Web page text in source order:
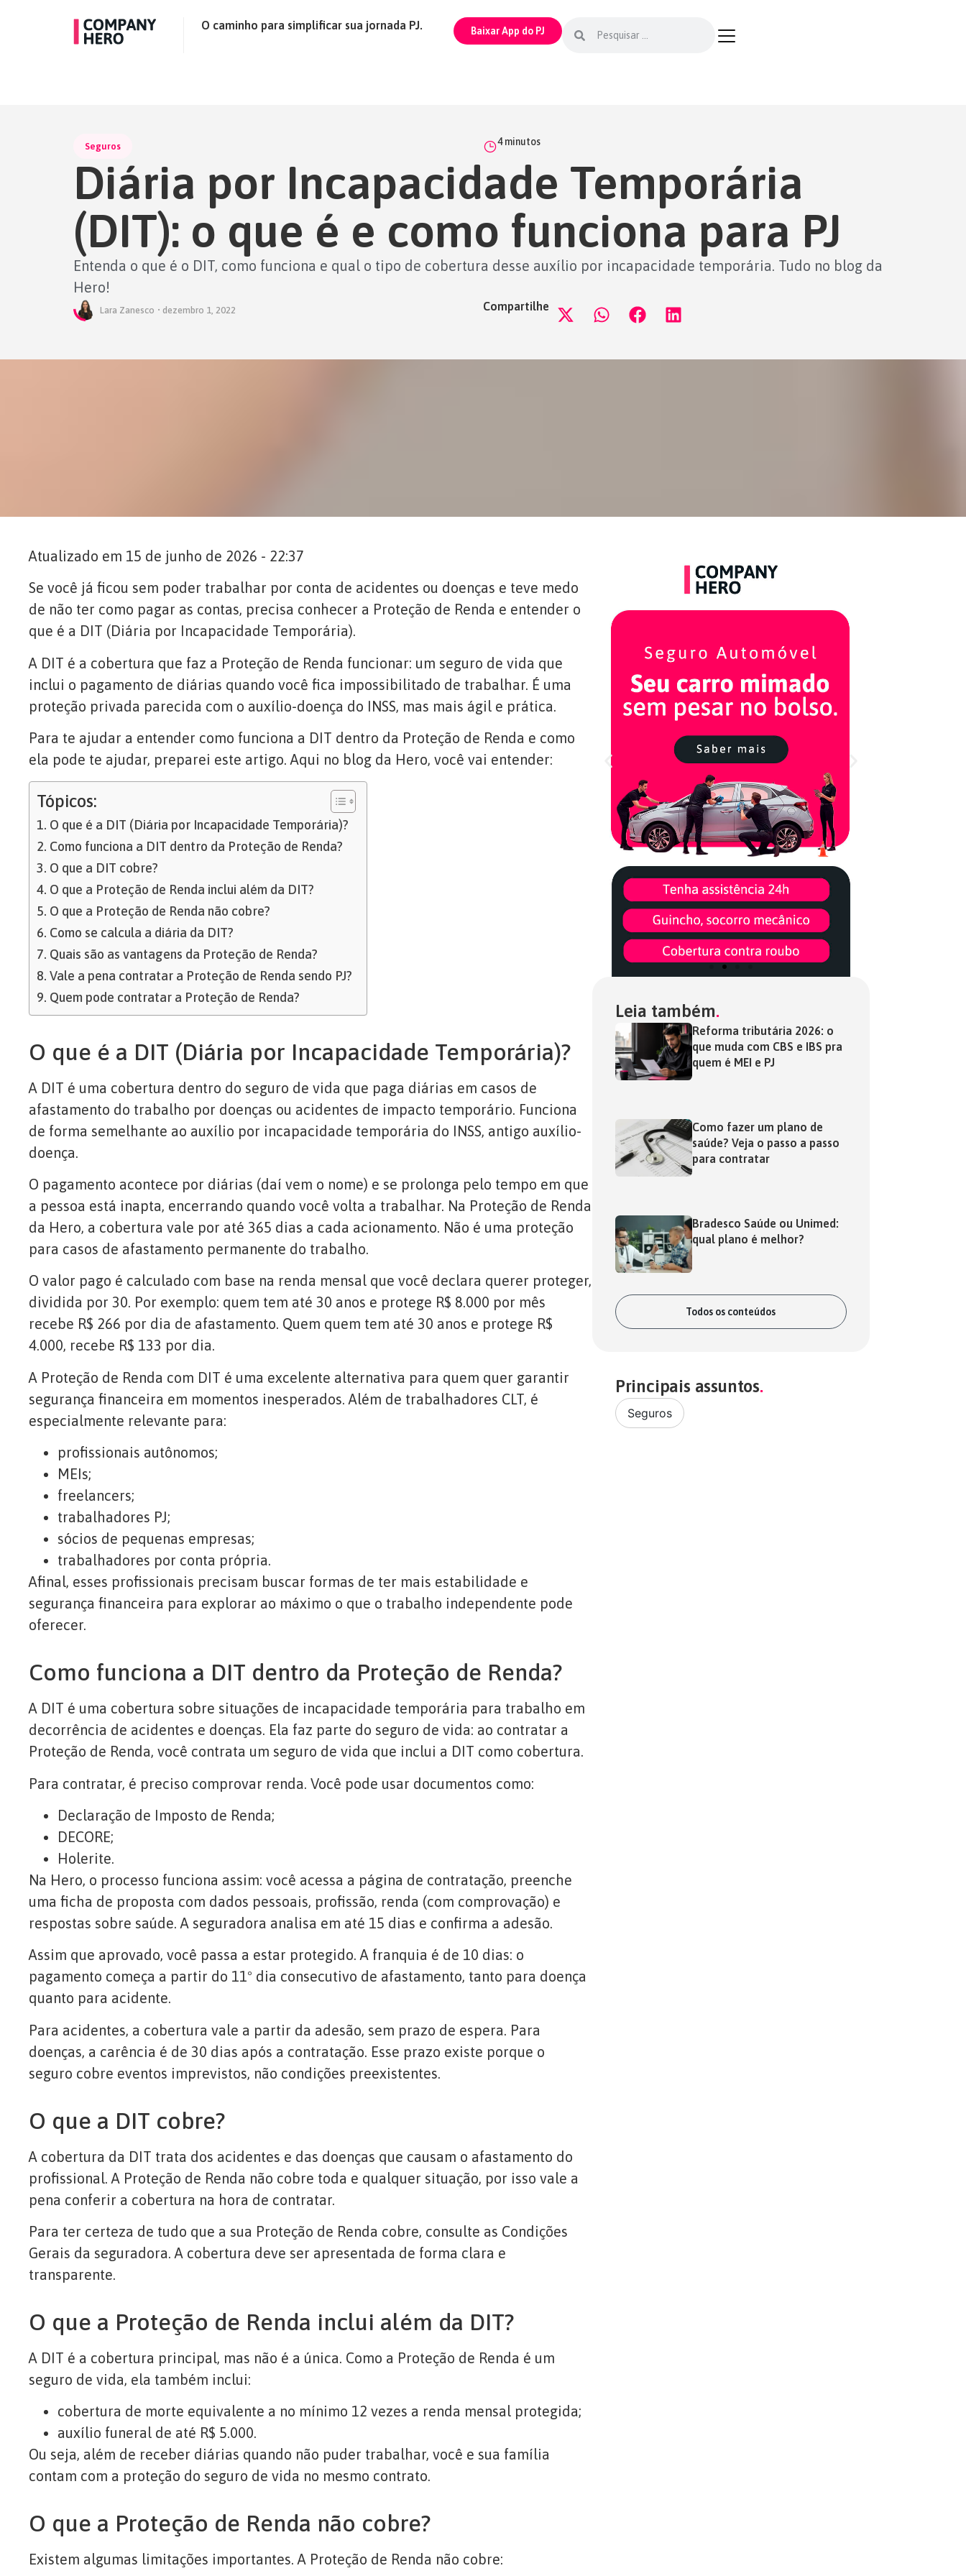
O caminho para simplificar sua jornada PJ. Baixar App do PJ
Seguros 4 minutos
Diária por Incapacidade Temporária
(DIT): o que é e como funciona para PJ
Entenda o que é o DIT, como funciona e qual o tipo de cobertura desse auxílio por incapacidade temporária. Tudo no blog da
Hero!
Lara Zanesco • dezembro 1, 2022 Compartilhe
Atualizado em 15 de junho de 2026 - 22:37
Se você já ficou sem poder trabalhar por conta de acidentes ou doenças e teve medo
de não ter como pagar as contas, precisa conhecer a Proteção de Renda e entender o
que é a DIT (Diária por Incapacidade Temporária).
A DIT é a cobertura que faz a Proteção de Renda funcionar: um seguro de vida que
inclui o pagamento de diárias quando você fica impossibilitado de trabalhar. É uma
proteção privada parecida com o auxílio-doença do INSS, mas mais ágil e prática.
Para te ajudar a entender como funciona a DIT dentro da Proteção de Renda e como
ela pode te ajudar, preparei este artigo. Aqui no blog da Hero, você vai entender:
Tópicos:
O que é a DIT (Diária por Incapacidade Temporária)?
Como funciona a DIT dentro da Proteção de Renda?
O que a DIT cobre?
O que a Proteção de Renda inclui além da DIT?
O que a Proteção de Renda não cobre?
Como se calcula a diária da DIT?
Quais são as vantagens da Proteção de Renda?
Vale a pena contratar a Proteção de Renda sendo PJ?
Quem pode contratar a Proteção de Renda?
O que é a DIT (Diária por Incapacidade Temporária)?
A DIT é uma cobertura dentro do seguro de vida que paga diárias em casos de
afastamento do trabalho por doenças ou acidentes de impacto temporário. Funciona
de forma semelhante ao auxílio por incapacidade temporária do INSS, antigo auxílio-
doença.
O pagamento acontece por diárias (daí vem o nome) e se prolonga pelo tempo em que
a pessoa está inapta, encerrando quando você volta a trabalhar. Na Proteção de Renda
da Hero, a cobertura vale por até 365 dias a cada acionamento. Não é uma proteção
para casos de afastamento permanente do trabalho.
O valor pago é calculado com base na renda mensal que você declara querer proteger,
dividida por 30. Por exemplo: quem tem até 30 anos e protege R$ 8.000 por mês
recebe R$ 266 por dia de afastamento. Quem quem tem até 30 anos e protege R$
4.000, recebe R$ 133 por dia.
A Proteção de Renda com DIT é uma excelente alternativa para quem quer garantir
segurança financeira em momentos inesperados. Além de trabalhadores CLT, é
especialmente relevante para:
profissionais autônomos;
MEIs;
freelancers;
trabalhadores PJ;
sócios de pequenas empresas;
trabalhadores por conta própria.
Afinal, esses profissionais precisam buscar formas de ter mais estabilidade e
segurança financeira para explorar ao máximo o que o trabalho independente pode
oferecer.
Como funciona a DIT dentro da Proteção de Renda?
A DIT é uma cobertura sobre situações de incapacidade temporária para trabalho em
decorrência de acidentes e doenças. Ela faz parte do seguro de vida: ao contratar a
Proteção de Renda, você contrata um seguro de vida que inclui a DIT como cobertura.
Para contratar, é preciso comprovar renda. Você pode usar documentos como:
Declaração de Imposto de Renda;
DECORE;
Holerite.
Na Hero, o processo funciona assim: você acessa a página de contratação, preenche
uma ficha de proposta com dados pessoais, profissão, renda (com comprovação) e
respostas sobre saúde. A seguradora analisa em até 15 dias e confirma a adesão.
Assim que aprovado, você passa a estar protegido. A franquia é de 10 dias: o
pagamento começa a partir do 11º dia consecutivo de afastamento, tanto para doença
quanto para acidente.
Para acidentes, a cobertura vale a partir da adesão, sem prazo de espera. Para
doenças, a carência é de 30 dias após a contratação. Esse prazo existe porque o
seguro cobre eventos imprevistos, não condições preexistentes.
O que a DIT cobre?
A cobertura da DIT trata dos acidentes e das doenças que causam o afastamento do
profissional. A Proteção de Renda não cobre toda e qualquer situação, por isso vale a
pena conferir a cobertura na hora de contratar.
Para ter certeza de tudo que a sua Proteção de Renda cobre, consulte as Condições
Gerais da seguradora. A cobertura deve ser apresentada de forma clara e
transparente.
O que a Proteção de Renda inclui além da DIT?
A DIT é a cobertura principal, mas não é a única. Como a Proteção de Renda é um
seguro de vida, ela também inclui:
cobertura de morte equivalente a no mínimo 12 vezes a renda mensal protegida;
auxílio funeral de até R$ 5.000.
Ou seja, além de receber diárias quando não puder trabalhar, você e sua família
contam com a proteção do seguro de vida no mesmo contrato.
O que a Proteção de Renda não cobre?
Existem algumas limitações importantes. A Proteção de Renda não cobre:
Leia também
Reforma tributária 2026: o
que muda com CBS e IBS pra
quem é MEI e PJ
Como fazer um plano de
saúde? Veja o passo a passo
para contratar
Bradesco Saúde ou Unimed:
qual plano é melhor?
Todos os conteúdos
Principais assuntos
Seguros